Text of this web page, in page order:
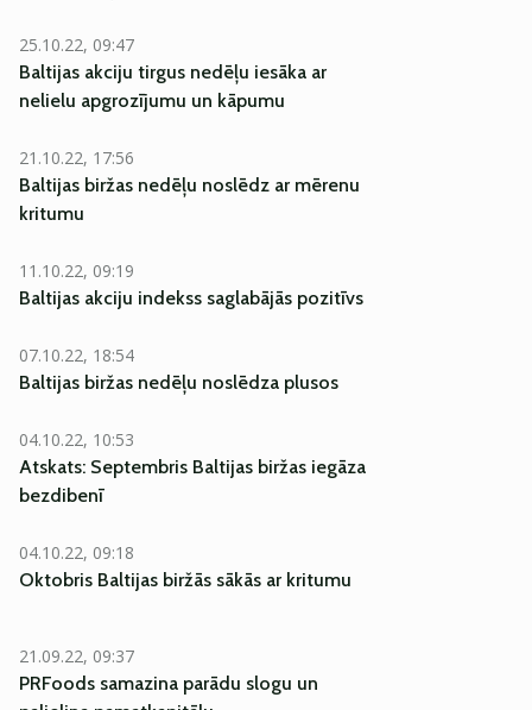
25.10.22, 09:47
Baltijas akciju tirgus nedēļu iesāka ar
nelielu apgrozījumu un kāpumu
21.10.22, 17:56
Baltijas biržas nedēļu noslēdz ar mērenu
kritumu
11.10.22, 09:19
Baltijas akciju indekss saglabājās pozitīvs
07.10.22, 18:54
Baltijas biržas nedēļu noslēdza plusos
04.10.22, 10:53
Atskats: Septembris Baltijas biržas iegāza
bezdibenī
04.10.22, 09:18
Oktobris Baltijas biržās sākās ar kritumu
21.09.22, 09:37
PRFoods samazina parādu slogu un